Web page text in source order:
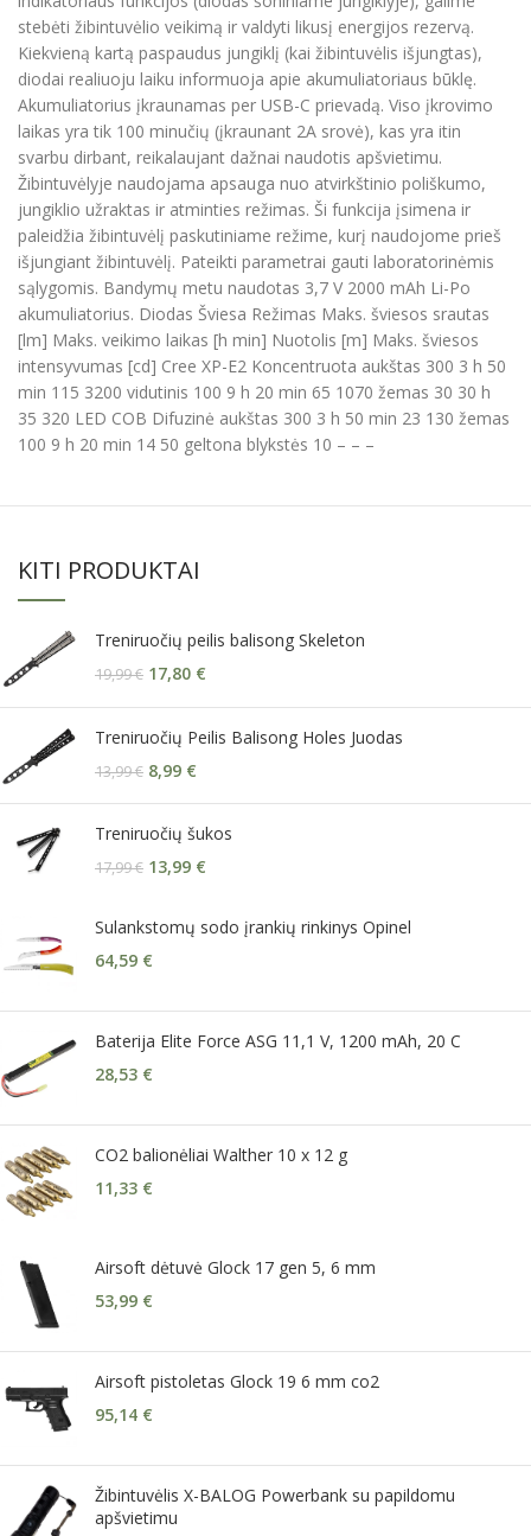
stebėti žibintuvėlio veikimą ir valdyti likusį energijos rezervą.
Kiekvieną kartą paspaudus jungiklį (kai žibintuvėlis išjungtas),
diodai realiuoju laiku informuoja apie akumuliatoriaus būklę.
Akumuliatorius įkraunamas per USB-C prievadą. Viso įkrovimo
laikas yra tik 100 minučių (įkraunant 2A srovė), kas yra itin
svarbu dirbant, reikalaujant dažnai naudotis apšvietimu.
Žibintuvėlyje naudojama apsauga nuo atvirkštinio poliškumo,
jungiklio užraktas ir atminties režimas. Ši funkcija įsimena ir
paleidžia žibintuvėlį paskutiniame režime, kurį naudojome prieš
išjungiant žibintuvėlį. Pateikti parametrai gauti laboratorinėmis
sąlygomis. Bandymų metu naudotas 3,7 V 2000 mAh Li-Po
akumuliatorius. Diodas Šviesa Režimas Maks. šviesos srautas
[lm] Maks. veikimo laikas [h min] Nuotolis [m] Maks. šviesos
intensyvumas [cd] Cree XP-E2 Koncentruota aukštas 300 3 h 50
min 115 3200 vidutinis 100 9 h 20 min 65 1070 žemas 30 30 h
35 320 LED COB Difuzinė aukštas 300 3 h 50 min 23 130 žemas
100 9 h 20 min 14 50 geltona blykstės 10 – – –
KITI PRODUKTAI
Treniruočių peilis balisong Skeleton
19,99€ 17,80 €
Treniruočių Peilis Balisong Holes Juodas
13,99€ 8,99 €
Treniruočių šukos
17,99€ 13,99 €
Sulankstomų sodo įrankių rinkinys Opinel
64,59 €
Baterija Elite Force ASG 11,1 V, 1200 mAh, 20 C
28,53 €
CO2 balionėliai Walther 10 x 12 g
11,33 €
Airsoft dėtuvė Glock 17 gen 5, 6 mm
53,99 €
Airsoft pistoletas Glock 19 6 mm co2
95,14 €
Žibintuvėlis X-BALOG Powerbank su papildomu
apšvietimu